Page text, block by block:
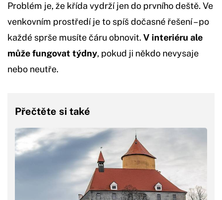
Problém je, že křída vydrží jen do prvního deště. Ve
venkovním prostředí je to spíš dočasné řešení – po
každé sprše musíte čáru obnovit. V interiéru ale
může fungovat týdny, pokud ji někdo nevysaje
nebo neutře.
Přečtěte si také